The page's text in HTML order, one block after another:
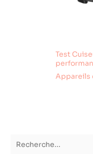
Test
Appareils